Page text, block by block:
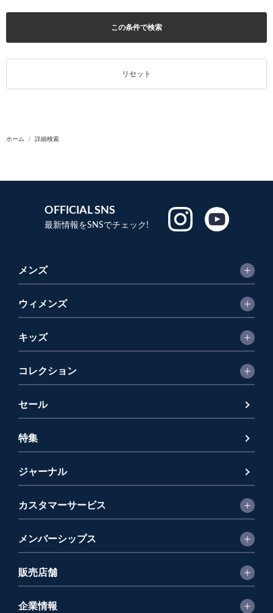
この条件で検索
リセット
ホーム 詳細検索
OFFICIAL SNS
最新情報をSNSでチェック!
メンズ
ウィメンズ
キッズ
コレクション
セール
特集
ジャーナル
カスタマーサービス
メンバーシップス
販売店舗
企業情報